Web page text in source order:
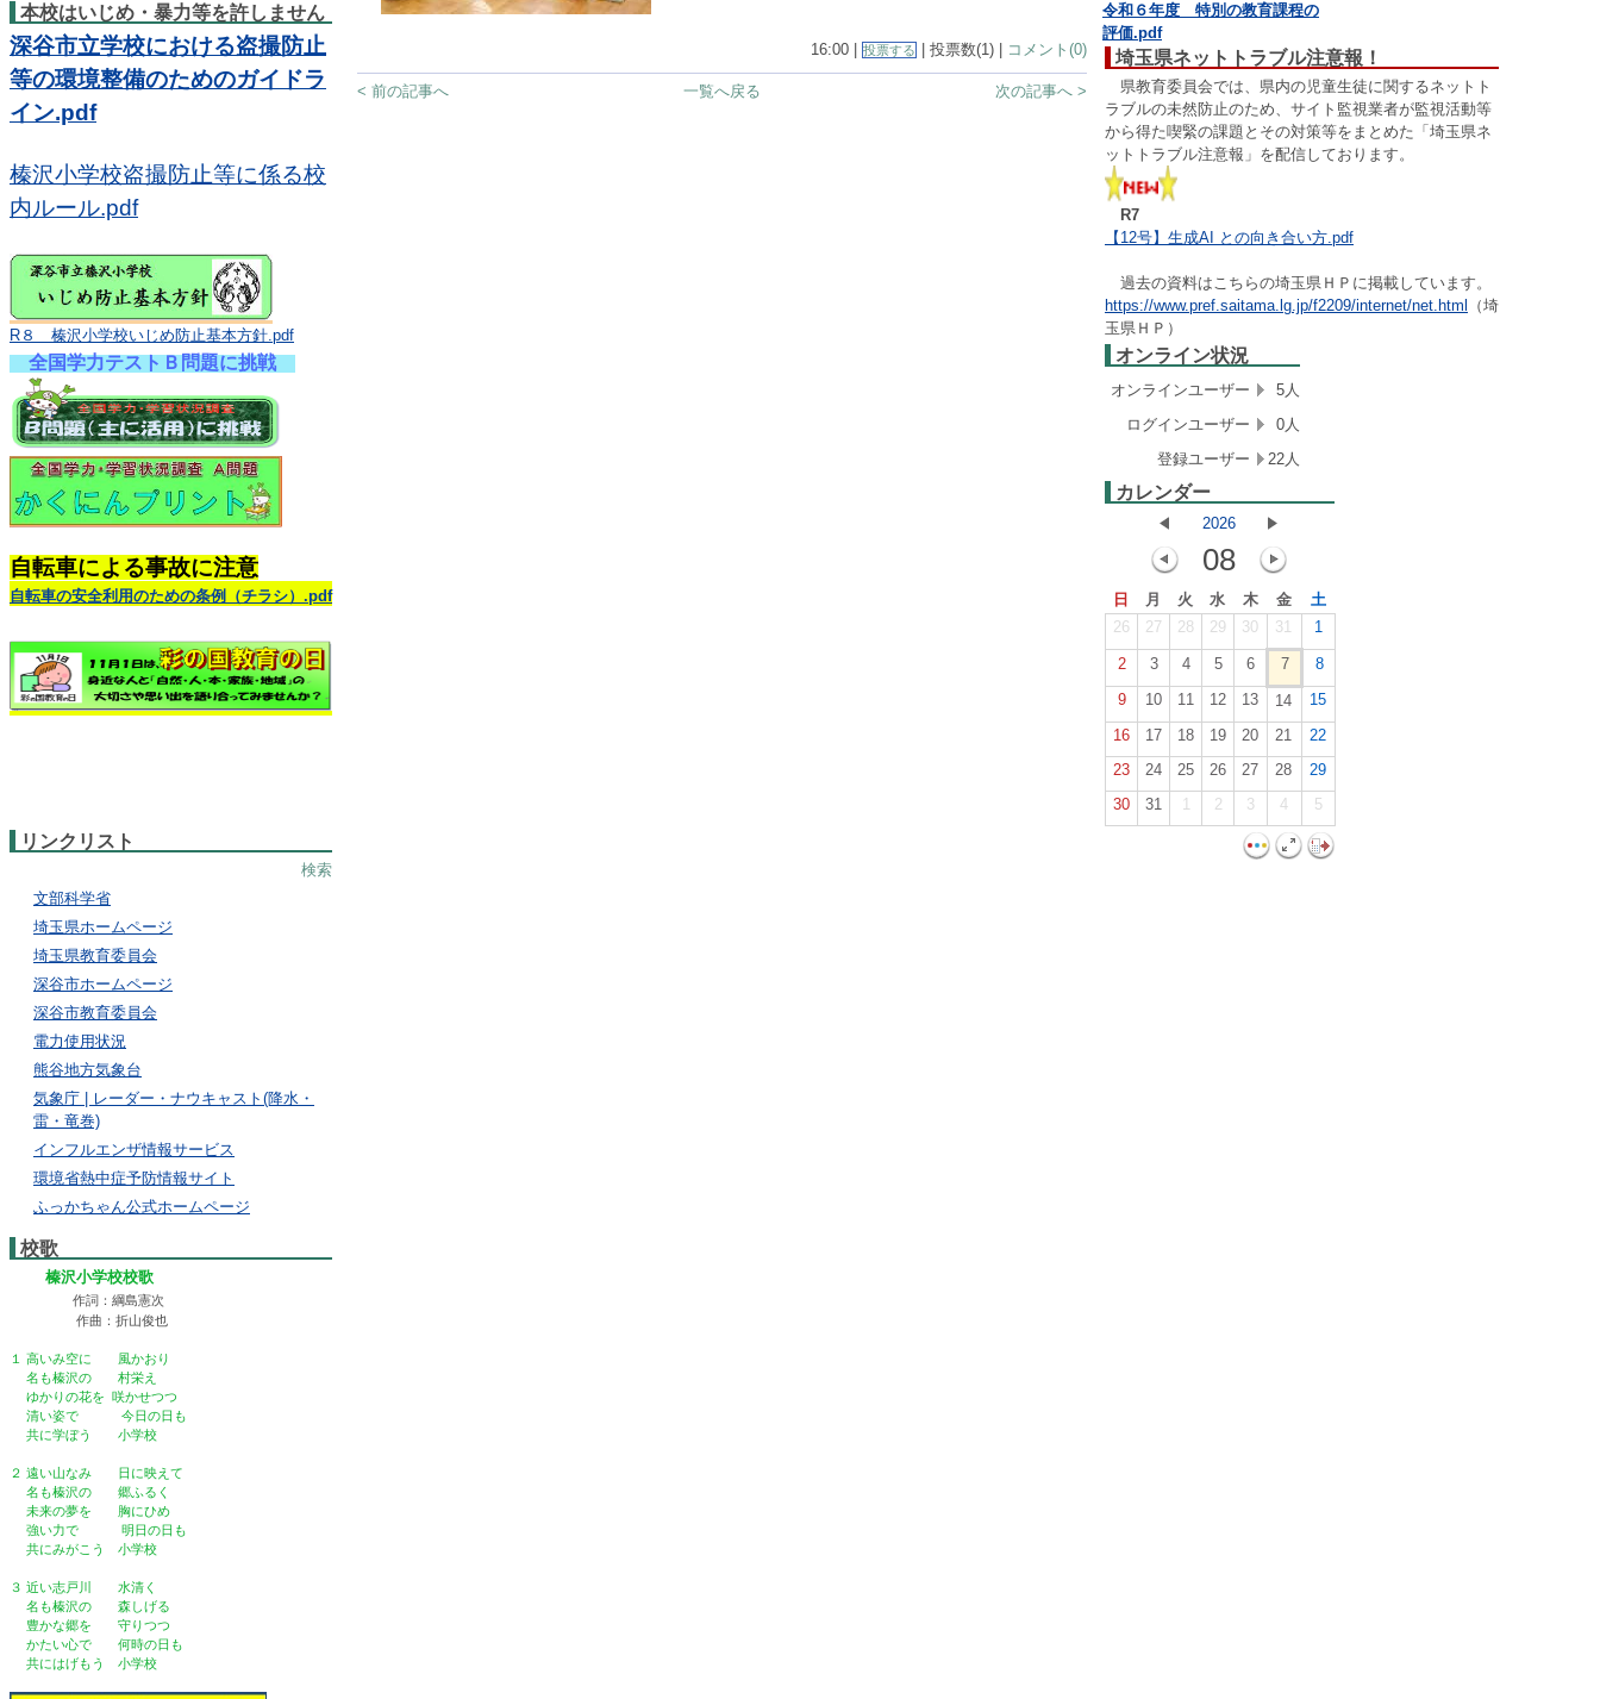
本校はいじめ・暴力等を許しません
深谷市立学校における盗撮防止
等の環境整備のためのガイドラ
イン.pdf
榛沢小学校盗撮防止等に係る校
内ルール.pdf
R８ 榛沢小学校いじめ防止基本方針.pdf
全国学力テストＢ問題に挑戦
自転車による事故に注意
自転車の安全利用のための条例（チラシ）.pdf
リンクリスト
検索
文部科学省
埼玉県ホームページ
埼玉県教育委員会
深谷市ホームページ
深谷市教育委員会
電力使用状況
熊谷地方気象台
気象庁 | レーダー・ナウキャスト(降水・
雷・竜巻)
インフルエンザ情報サービス
環境省熱中症予防情報サイト
ふっかちゃん公式ホームページ
校歌
榛沢小学校校歌
作詞：綱島憲次
作曲：折山俊也
１ 高いみ空に 風かおり
名も榛沢の 村栄え
ゆかりの花を 咲かせつつ
清い姿で 今日の日も
共に学ぼう 小学校
２ 遠い山なみ 日に映えて
名も榛沢の 郷ふるく
未来の夢を 胸にひめ
強い力で 明日の日も
共にみがこう 小学校
３ 近い志戸川 水清く
名も榛沢の 森しげる
豊かな郷を 守りつつ
かたい心で 何時の日も
共にはげもう 小学校
16:00 | 投票する | 投票数(1) | コメント(0)
< 前の記事へ 次の記事へ >
一覧へ戻る
令和６年度 特別の教育課程の
評価.pdf
埼玉県ネットトラブル注意報！
県教育委員会では、県内の児童生徒に関するネットト
ラブルの未然防止のため、サイト監視業者が監視活動等
から得た喫緊の課題とその対策等をまとめた「埼玉県ネ
ットトラブル注意報」を配信しております。
R7
【12号】生成AI との向き合い方.pdf
過去の資料はこちらの埼玉県ＨＰに掲載しています。
https://www.pref.saitama.lg.jp/f2209/internet/net.html
（埼
玉県ＨＰ）
オンライン状況
オンラインユーザー
5人
ログインユーザー
0人
登録ユーザー
22人
カレンダー
2026
08
日 月 火 水 木 金
土
26
27 28 29 30 31 1
2 3 4 5 6 7
8
9
10 11 12 13 14
15
16
17 18 19 20 21
22
23
24 25 26 27 28
29
30
31 1 2 3 4 5